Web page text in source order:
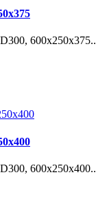
600x250x375..
600x250x400..